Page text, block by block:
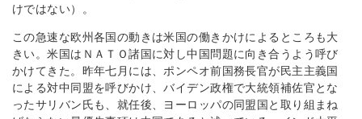
けではない）。
この急速な欧州各国の動きは米国の働きかけによるところも大
きい。米国はＮＡＴＯ諸国に対し中国問題に向き合うよう呼び
かけてきた。昨年七月には、ポンペオ前国務長官が民主主義国
による対中同盟を呼びかけ、バイデン政権で大統領補佐官とな
ったサリバン氏も、就任後、ヨーロッパの同盟国と取り組まね